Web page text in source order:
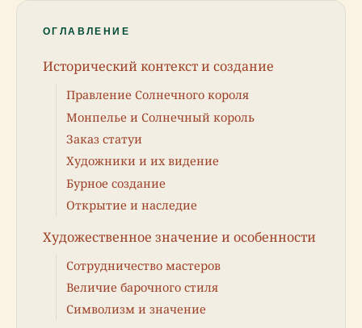
ОГЛАВЛЕНИЕ
Исторический контекст и создание
Правление Солнечного короля
Монпелье и Солнечный король
Заказ статуи
Художники и их видение
Бурное создание
Открытие и наследие
Художественное значение и особенности
Сотрудничество мастеров
Величие барочного стиля
Символизм и значение